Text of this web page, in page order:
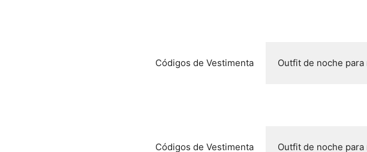
Códigos de Vestimenta Outfit de noche para
Códigos de Vestimenta Outfit de noche para